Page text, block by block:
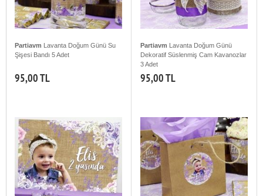
Partiavm Lavanta Doğum Günü Su
Şişesi Bandı 5 Adet
95,00 TL
Partiavm Lavanta Doğum Günü
Dekoratif Süslenmiş Cam Kavanozlar
3 Adet
95,00 TL